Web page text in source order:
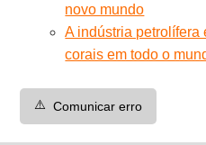
novo mundo
A indústria petrolífera
corais em todo o
⚠️ Comunicar erro